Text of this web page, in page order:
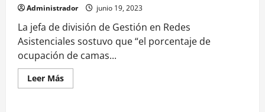
Administrador junio 19, 2023
La jefa de división de Gestión en Redes
Asistenciales sostuvo que “el porcentaje de
ocupación de camas...
Leer MásLeer
más